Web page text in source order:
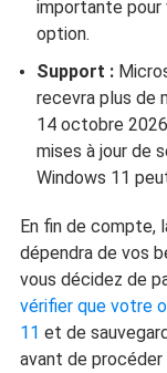
importante pour
option.
Support :
recevra plus de
14 octobre
mises à jour de
Windows 11
En fin de compte,
dépendra de vos
vous décidez de
vérifier que votre
11 et de
avant de procéder